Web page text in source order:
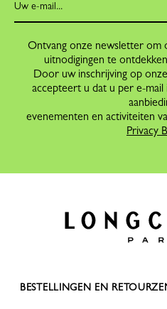
Ontvang onze newsletter om
uitnodigingen te
Door uw inschrijving op
accepteert u dat u per e-
evenementen en activiteiten
Privacy
BESTELLINGEN EN